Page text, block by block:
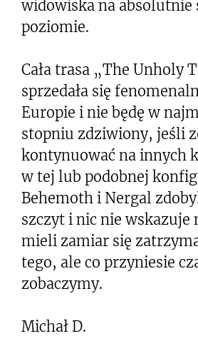
widowiska na
poziomie.
Cała trasa „The Unholy
sprzedała się
Europie i nie będę w
stopniu zdziwiony, jeśli
kontynuować na innych
w tej lub podobnej
Behemoth i Nergal
szczyt i nic nie wskazuje
mieli zamiar się
tego, ale co przyniesie
zobaczymy.
Michał D.